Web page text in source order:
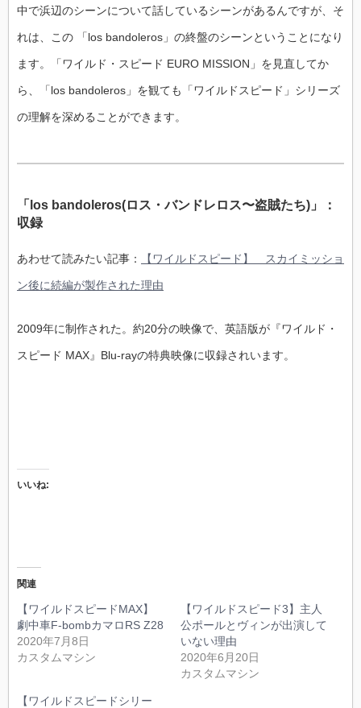
中で浜辺のシーンについて話しているシーンがあるんですが、そ
れは、この 「los bandoleros」の終盤のシーンということになり
ます。「ワイルド・スピード EURO MISSION」を見直してか
ら、「los bandoleros」を観ても「ワイルドスピード」シリーズ
の理解を深めることができます。
「los bandoleros(ロス・バンドレロス〜盗賊たち)」：
収録
あわせて読みたい記事： 【ワイルドスピード】 スカイミッショ
ン後に続編が製作された理由
2009年に制作された。約20分の映像で、英語版が『ワイルド・
スピード MAX』Blu-rayの特典映像に収録されいます。
いいね:
関連
【ワイルドスピードMAX】
劇中車F-bombカマロRS Z28
2020年7月8日
カスタムマシン
【ワイルドスピード3】主人
公ポールとヴィンが出演して
いない理由
2020年6月20日
カスタムマシン
【ワイルドスピードシリー